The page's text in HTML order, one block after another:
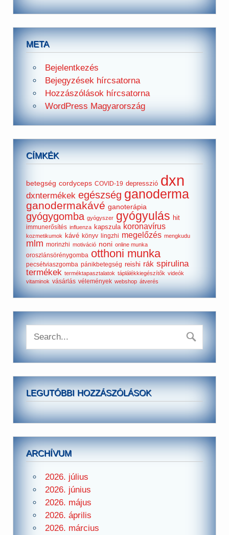
META
Bejelentkezés
Bejegyzések hírcsatorna
Hozzászólások hírcsatorna
WordPress Magyarország
CÍMKÉK
betegség cordyceps COVID-19 depresszió dxn
dxntermékek egészség ganoderma
ganodermakávé ganoterápia
gyógygomba gyógyszer gyógyulás hit
immunerősítés influenza kapszula koronavírus
kozmetikumok kávé könyv lingzhi megelőzés mengkudu
mlm morinzhi motiváció noni online munka
oroszlánsörénygomba otthoni munka
pecsétviaszgomba pánikbetegség reishi rák spirulina
termékek terméktapasztalatok táplálékkiegészítők videók
vitaminok vásárlás vélemények webshop átverés
LEGUTÓBBI HOZZÁSZÓLÁSOK
ARCHÍVUM
2026. július
2026. június
2026. május
2026. április
2026. március